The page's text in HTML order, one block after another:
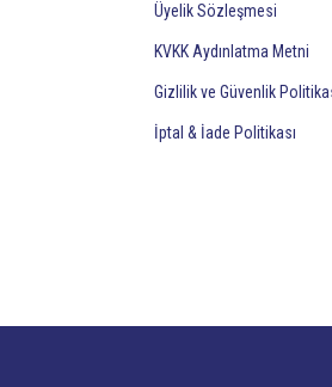
Üyelik Sözleşmesi
KVKK Aydınlatma Metni
Gizlilik ve Güvenlik
İptal & İade Politikası